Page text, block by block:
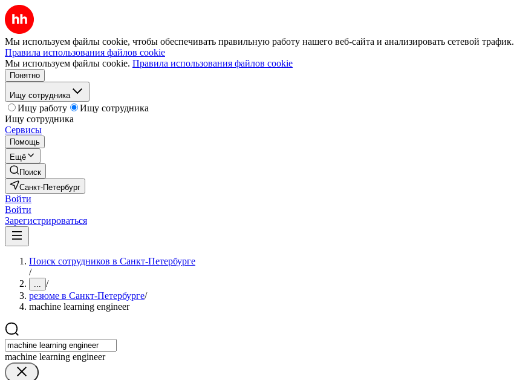
Мы используем файлы cookie, чтобы обеспечивать правильную работу нашего веб-сайта и анализировать сетевой трафик.
Правила использования файлов cookie
Мы используем файлы cookie. Правила использования файлов cookie
Понятно
Ищу сотрудника
Ищу работу
Ищу сотрудника
Ищу сотрудника
Сервисы
Помощь
Ещё
Поиск
Санкт-Петербург
Войти
Войти
Зарегистрироваться
Поиск сотрудников в Санкт-Петербурге
/
... /
резюме в Санкт-Петербурге/
machine learning engineer
machine learning engineer